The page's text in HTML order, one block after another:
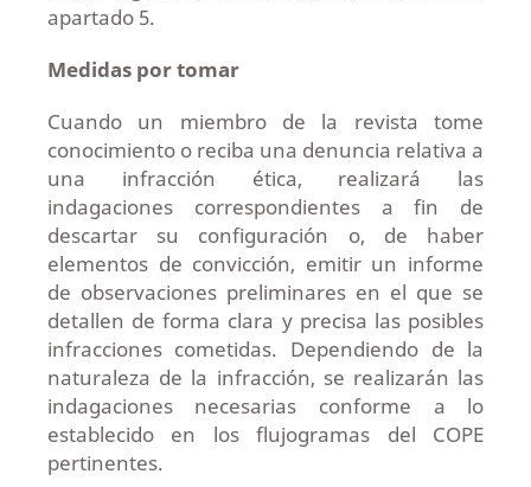
apartado 5.
Medidas por tomar
Cuando un miembro de la revista tome
conocimiento o reciba una denuncia relativa a
una infracción ética, realizará las
indagaciones correspondientes a fin de
descartar su configuración o, de haber
elementos de convicción, emitir un informe
de observaciones preliminares en el que se
detallen de forma clara y precisa las posibles
infracciones cometidas. Dependiendo de la
naturaleza de la infracción, se realizarán las
indagaciones necesarias conforme a lo
establecido en los flujogramas del COPE
pertinentes.